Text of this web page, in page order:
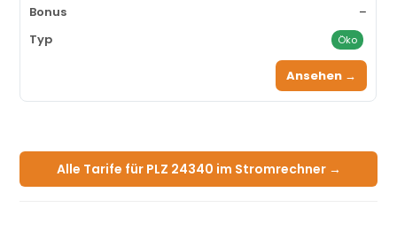
–
Öko
Ansehen →
Alle Tarife für PLZ 24340 im Stromrechner →